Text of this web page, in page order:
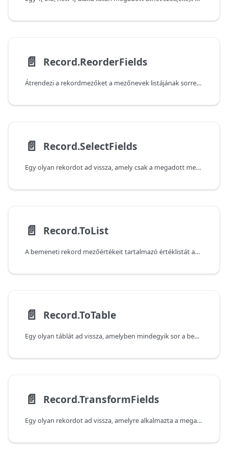
📄️ Record.ReorderFields
Átrendezi a rekordmezőket a mezőnevek listájának sorrendjének megfelelően.
📄️ Record.SelectFields
Egy olyan rekordot ad vissza, amely csak a megadott mezőket tartalmazza.
📄️ Record.ToList
A bemeneti rekord mezőértékeit tartalmazó értéklistát ad vissza.
📄️ Record.ToTable
Egy olyan táblát ad vissza, amelyben mindegyik sor a bemeneti rekord egyik mezőjének nevét és értékét tartalmazza.
📄️ Record.TransformFields
Egy olyan rekordot ad vissza, amelyre alkalmazta a megadott átalakításokat.